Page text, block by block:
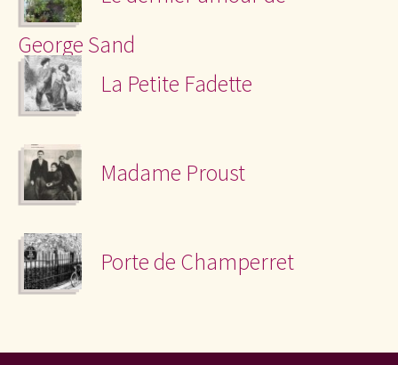
George Sand
La Petite Fadette
Madame Proust
Porte de Champerret